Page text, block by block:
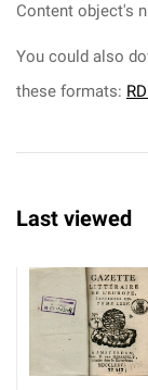
Content object's
You could also
these formats:
Last viewed